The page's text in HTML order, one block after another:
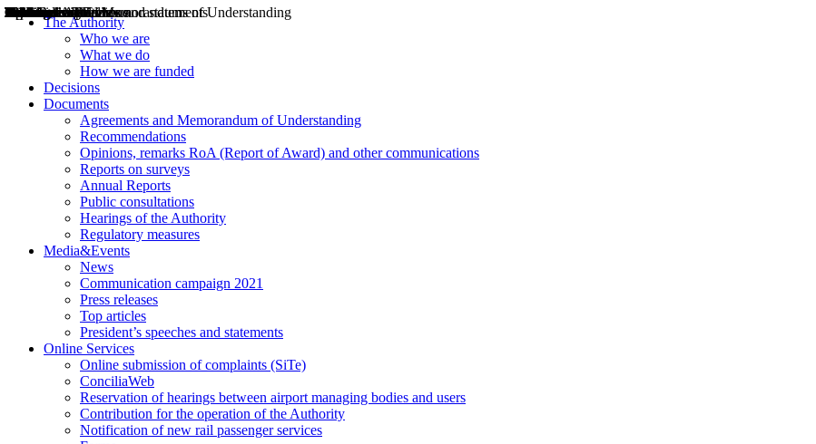
The Authority
Who we are
What we do
How we are funded
Decisions
Documents
Agreements and Memorandum of Understanding
Recommendations
Opinions, remarks RoA (Report of Award) and other communications
Reports on surveys
Annual Reports
Public consultations
Hearings of the Authority
Regulatory measures
Media&Events
News
Communication campaign 2021
Press releases
Top articles
President’s speeches and statements
Online Services
Online submission of complaints (SiTe)
ConciliaWeb
Reservation of hearings between airport managing bodies and users
Contribution for the operation of the Authority
Notification of new rail passenger services
Decisions
Opinions
Public consultations
Hearings
Recommendations
Agreements and Memorandums of Understanding
Relazioni annuali
Misure di regolazione
News
Press Releases
Bollettini ART
Convegni ART
President’s interviews
Top articles
President’s speeches and statements
2004
2005
2010
2013
2014
2015
2016
2017
2018
2019
202
2020
2021
2022
2023
2024
2025
2026
Aereo
Marittimo
Terrestre